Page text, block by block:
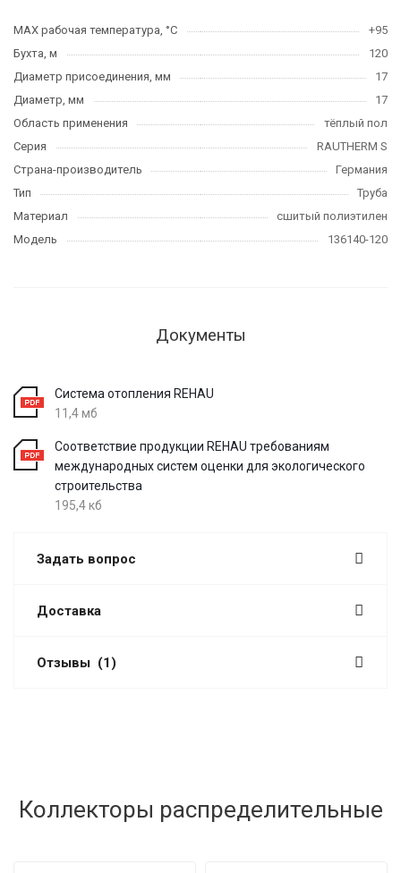
MAX рабочая температура, °C
+95
Бухта, м
120
Диаметр присоединения, мм
17
Диаметр, мм
17
Область применения
тёплый пол
Серия
RAUTHERM S
Страна-производитель
Германия
Тип
Труба
Материал
сшитый полиэтилен
Модель
136140-120
Документы
Система отопления REHAU
11,4 мб
Соответствие продукции REHAU требованиям
международных систем оценки для экологического
строительства
195,4 кб
Задать вопрос
Доставка
Отзывы (1)
Коллекторы распределительные